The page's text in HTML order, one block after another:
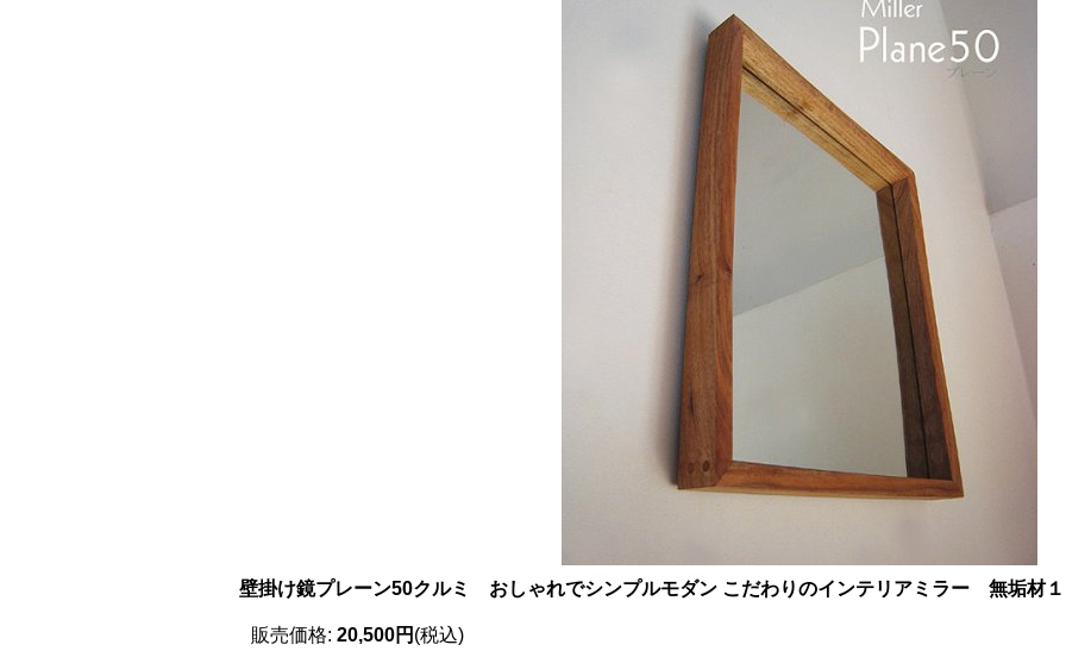
壁掛け鏡プレーン50クルミ おしゃれでシンプルモダン こだわりのインテリアミラー 無垢材１
販売価格: 20,500円 (税込)